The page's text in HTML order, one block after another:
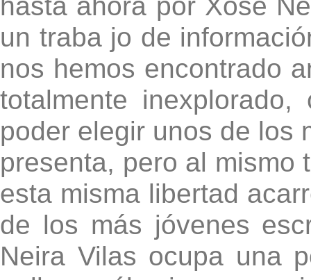
hasta ahora por Xosé
un traba jo de
nos hemos encontrado
totalmente
poder elegir unos de los
presenta, pero al mismo
esta misma libertad
de los más jóvenes
Neira Vilas ocupa una